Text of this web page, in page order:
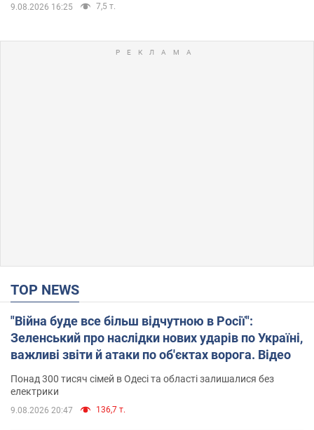
9.08.2026 16:25 7,5 т.
TOP NEWS
"Війна буде все більш відчутною в Росії":
Зеленський про наслідки нових ударів по Україні,
важливі звіти й атаки по об'єктах ворога. Відео
Понад 300 тисяч сімей в Одесі та області залишалися без
електрики
9.08.2026 20:47 136,7 т.